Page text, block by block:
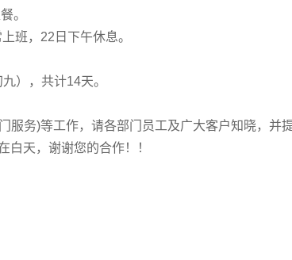
。
班，22日下午休息。
），共计14天。
务)等工作，请各部门员工及广大客户知晓，并
白天，谢谢您的合作！！